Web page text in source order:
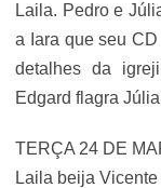
Laila. Pedro e
a Iara que seu
detalhes da
Edgard flagra
TERÇA 24 DE
Laila beija Vicente